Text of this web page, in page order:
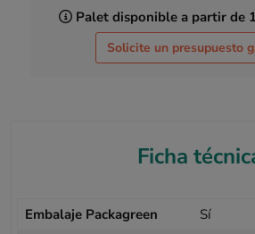
Palet disponible a partir de
Solicite un presupuesto
Ficha
Embalaje Packagreen Sí